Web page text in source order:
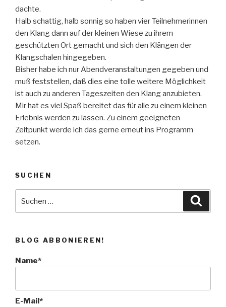
dachte.
Halb schattig, halb sonnig so haben vier Teilnehmerinnen
den Klang dann auf der kleinen Wiese zu ihrem
geschützten Ort gemacht und sich den Klängen der
Klangschalen hingegeben.
Bisher habe ich nur Abendveranstaltungen gegeben und
muß feststellen, daß dies eine tolle weitere Möglichkeit
ist auch zu anderen Tageszeiten den Klang anzubieten.
Mir hat es viel Spaß bereitet das für alle zu einem kleinen
Erlebnis werden zu lassen. Zu einem geeigneten
Zeitpunkt werde ich das gerne erneut ins Programm
setzen.
SUCHEN
BLOG ABBONIEREN!
Name*
E-Mail*